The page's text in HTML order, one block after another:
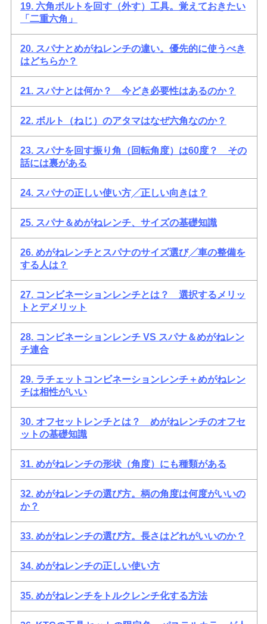
19. 六角ボルトを回す（外す）工具。覚えておきたい
「二重六角」
20. スパナとめがねレンチの違い。優先的に使うべき
はどちらか？
21. スパナとは何か？ 今どき必要性はあるのか？
22. ボルト（ねじ）のアタマはなぜ六角なのか？
23. スパナを回す振り角（回転角度）は60度？ その
話には裏がある
24. スパナの正しい使い方╱正しい向きは？
25. スパナ＆めがねレンチ、サイズの基礎知識
26. めがねレンチとスパナのサイズ選び╱車の整備を
する人は？
27. コンビネーションレンチとは？ 選択するメリッ
トとデメリット
28. コンビネーションレンチ VS スパナ＆めがねレン
チ連合
29. ラチェットコンビネーションレンチ＋めがねレン
チは相性がいい
30. オフセットレンチとは？ めがねレンチのオフセ
ットの基礎知識
31. めがねレンチの形状（角度）にも種類がある
32. めがねレンチの選び方。柄の角度は何度がいいの
か？
33. めがねレンチの選び方。長さはどれがいいのか？
34. めがねレンチの正しい使い方
35. めがねレンチをトルクレンチ化する方法